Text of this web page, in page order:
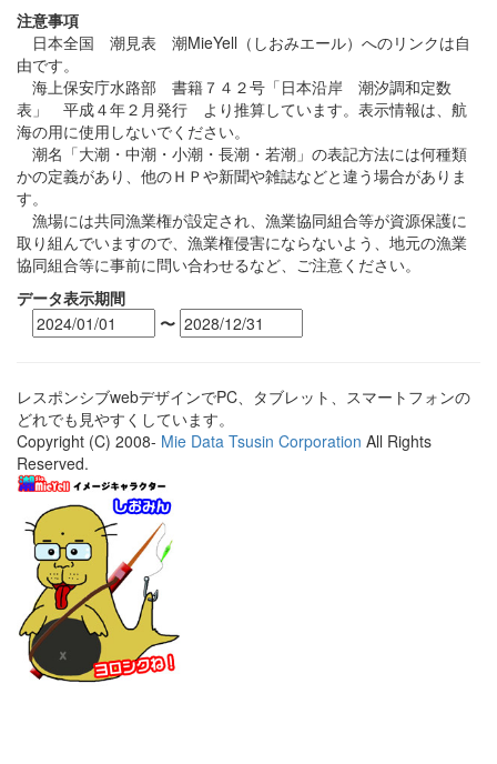
注意事項
日本全国 潮見表 潮MieYell（しおみエール）へのリンクは自
由です。
海上保安庁水路部 書籍７４２号「日本沿岸 潮汐調和定数
表」 平成４年２月発行 より推算しています。表示情報は、航
海の用に使用しないでください。
潮名「大潮・中潮・小潮・長潮・若潮」の表記方法には何種類
かの定義があり、他のＨＰや新聞や雑誌などと違う場合がありま
す。
漁場には共同漁業権が設定され、漁業協同組合等が資源保護に
取り組んでいますので、漁業権侵害にならないよう、地元の漁業
協同組合等に事前に問い合わせるなど、ご注意ください。
データ表示期間
〜
レスポンシブwebデザインでPC、タブレット、スマートフォンの
どれでも見やすくしています。
Copyright (C) 2008- Mie Data Tsusin Corporation All Rights
Reserved.